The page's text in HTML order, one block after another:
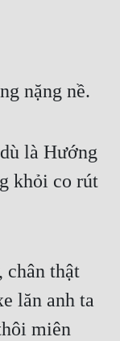
nặng nề.
là Hướng
khỏi co rút
chân thật
lăn anh ta
miên